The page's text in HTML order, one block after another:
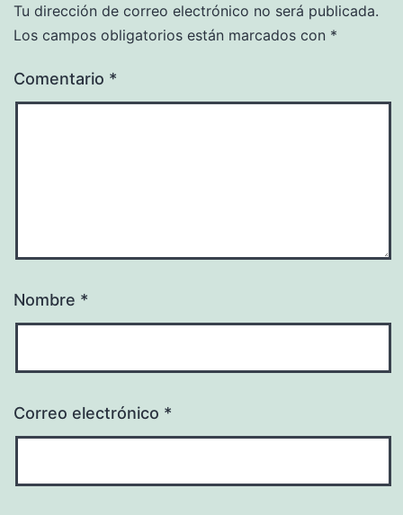
Tu dirección de correo electrónico no será publicada.
Los campos obligatorios están marcados con *
Comentario *
Nombre *
Correo electrónico *